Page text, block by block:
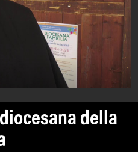
della